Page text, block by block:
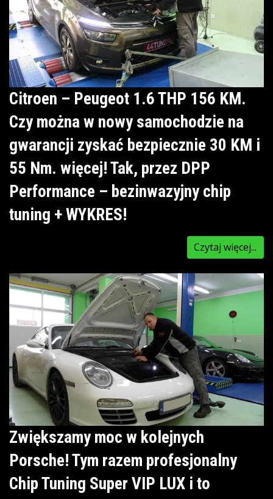
Citroen – Peugeot 1.6 THP 156 KM.
Czy można w nowy samochodzie na
gwarancji zyskać bezpiecznie 30 KM i
55 Nm. więcej! Tak, przez DPP
Performance – bezinwazyjny chip
tuning + WYKRES!
Czytaj więcej...
Zwiększamy moc w kolejnych
Porsche! Tym razem profesjonalny
Chip Tuning Super VIP LUX i to